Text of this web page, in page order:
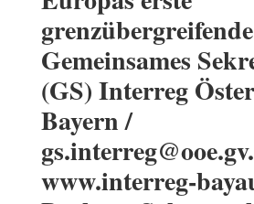
grenzübergreifende
Gemeinsames
(GS) Interreg
Bayern /
www.interreg-